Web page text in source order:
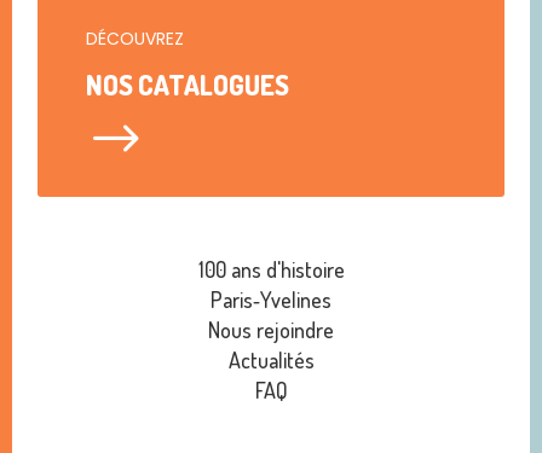
DÉCOUVREZ
NOS CATALOGUES
$
100 ans d'histoire
Paris‑Yvelines
Nous rejoindre
Actualités
FAQ